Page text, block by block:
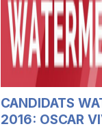
CANDIDATS
2016: OSCAR